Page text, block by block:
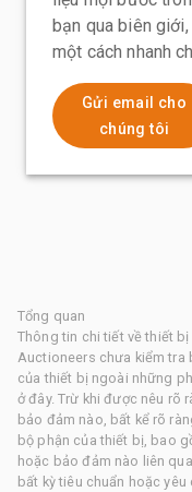
bạn qua biên
một cách nhanh
Gửi email cho
chúng tôi
Tổng quan
Thông tin chi tiết về thiết
Auctioneers chưa kiểm tra
của thiết bị ngoài những
ở đây. Trừ khi được nêu rõ
bảo đảm nào, bất kể rõ
bộ phận của thiết bị, bao
hoặc bảo đảm nào liên
bất kỳ tiêu chuẩn hoặc